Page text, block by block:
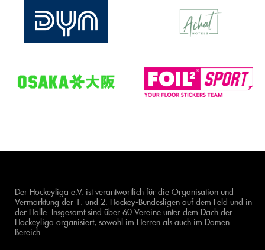
Der Hockeyliga e.V. ist verantwortlich für die Organisation und
Vermarktung der 1. und 2. Hockey-Bundesligen auf dem Feld und in
der Halle. Insgesamt sind über 60 Vereine unter dem Dach der
Hockeyliga organisiert, sowohl im Herren als auch im Damen
Bereich.